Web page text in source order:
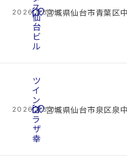
2026.08.08
cottage
ス
仙
台
ビ
ル
location_on宮城県仙台市青葉区
2026.08.08
cottage
ツ
イ
ン
プ
ラ
ザ
幸
location_on宮城県仙台市泉区泉